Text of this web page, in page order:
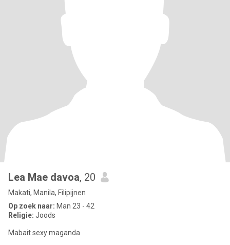
Lea Mae davoa, 20
Makati, Manila, Filipijnen
Op zoek naar: Man 23 - 42
Religie: Joods
Mabait sexy maganda